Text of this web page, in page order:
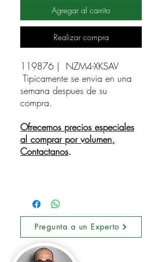
Agregar al carrito
Realizar compra
119876 |  NZM4-XKSAV
Tipicamente se envia en una
semana despues de su
compra.
Ofrecemos precios especiales
al comprar por volumen,
Contactanos.
Pregunta a un Experto